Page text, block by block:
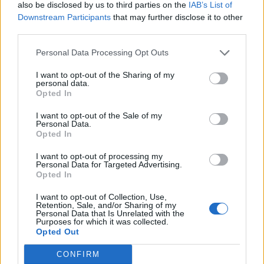
also be disclosed by us to third parties on the IAB’s List of
Downstream Participants that may further disclose it to other
Personal Data Processing Opt Outs
I want to opt-out of the Sharing of my
personal data.
Opted In
I want to opt-out of the Sale of my
Personal Data.
Opted In
I want to opt-out of processing my
Personal Data for Targeted Advertising.
Opted In
I want to opt-out of Collection, Use,
Retention, Sale, and/or Sharing of my
Personal Data that Is Unrelated with the
Purposes for which it was collected.
Opted Out
CONFIRM
κάποια συγκεκριμένη
χώρα η αμυντική
συμφωνία με Πακιστάν
και Σαουδική Αραβία»
Αιγαίο από
8 παραβάσεις
παραβιάσεις